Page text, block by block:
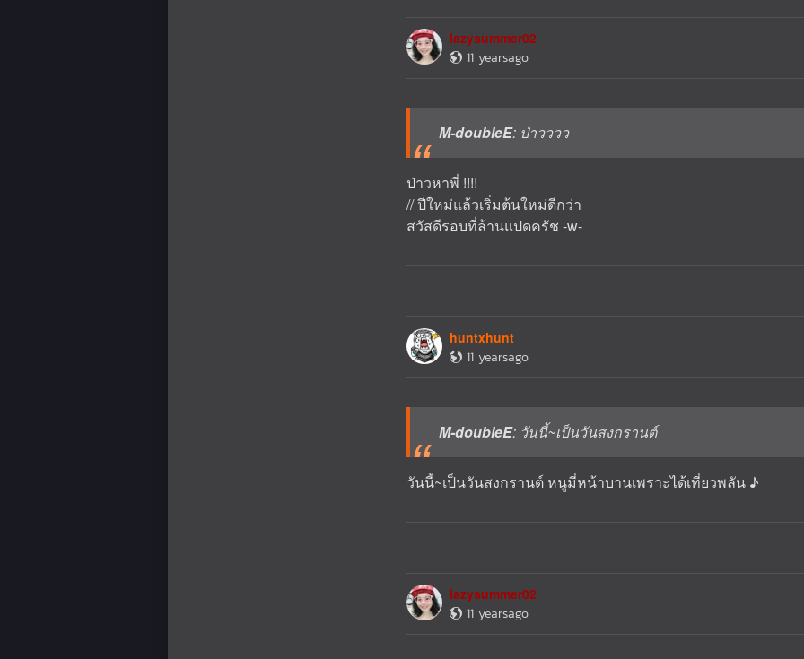
lazysummer02
11 yearsago
M-doubleE: ป่าวววว
ป่าวหาพี่ !!!!
// ปีใหม่แล้วเริ่มต้นใหม่ดีกว่า
สวัสดีรอบที่ล้านแปดครัช -w-
huntxhunt
11 yearsago
M-doubleE: วันนี้~เป็นวันสงกรานต์
วันนี้~เป็นวันสงกรานต์ หนูมี่หน้าบานเพราะได้เที่ยวพลัน ♪
lazysummer02
11 yearsago